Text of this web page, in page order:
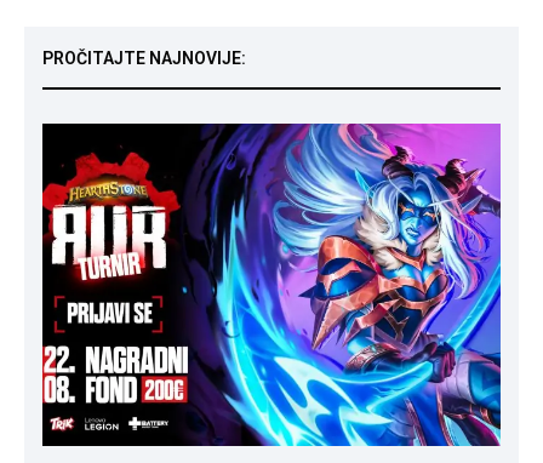
PROČITAJTE NAJNOVIJE: